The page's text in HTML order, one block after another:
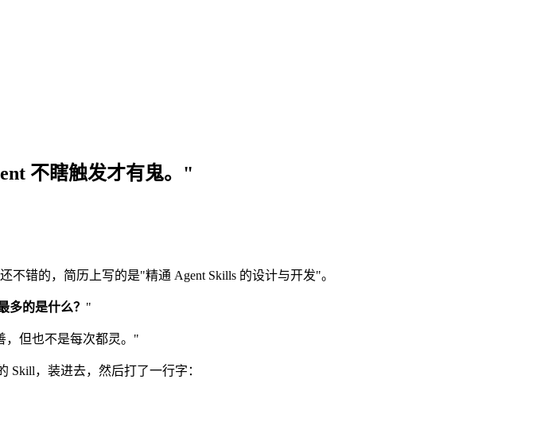
不瞎触发才有鬼。"
错的，简历上写的是"精通 Agent Skills 的设计与开发"。
多的是什么？ "
，但也不是每次都灵。"
Skill，装进去，然后打了一行字：